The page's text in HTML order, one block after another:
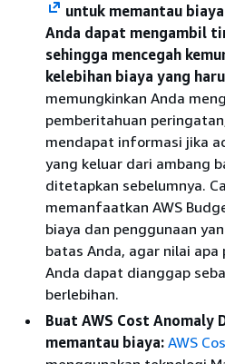
untuk memantau
Anda dapat mengambil
sehingga mencegah
kelebihan biaya yang
memungkinkan Anda
pemberitahuan
mendapat informasi jika
yang keluar dari ambang
ditetapkan sebelumnya.
memanfaatkan AWS
biaya dan penggunaan
batas Anda, agar nilai
Anda dapat dianggap
berlebihan.
Buat AWS Cost Anomaly
memantau biaya: AWS